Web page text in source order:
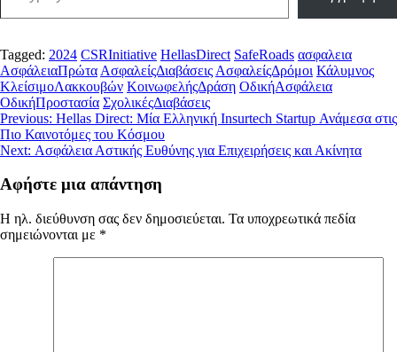
Tagged: 2024 CSRInitiative HellasDirect SafeRoads ασφαλεια
ΑσφάλειαΠρώτα ΑσφαλείςΔιαβάσεις ΑσφαλείςΔρόμοι Κάλυμνος
ΚλείσιμοΛακκουβών ΚοινωφελήςΔράση ΟδικήΑσφάλεια
ΟδικήΠροστασία ΣχολικέςΔιαβάσεις
Πλοήγηση
άρθρων
Previous: Hellas Direct: Μία Ελληνική Insurtech Startup Ανάμεσα στις
Πιο Καινοτόμες του Κόσμου
Next: Ασφάλεια Αστικής Ευθύνης για Επιχειρήσεις και Ακίνητα
Αφήστε μια απάντηση
Η ηλ. διεύθυνση σας δεν δημοσιεύεται. Τα υποχρεωτικά πεδία
σημειώνονται με *